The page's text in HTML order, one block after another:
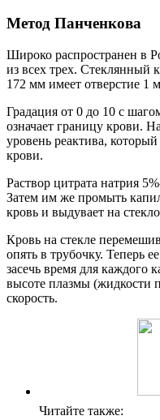
Метод Панченкова
Широко распространен в
из всех трех. Стеклянный
172 мм имеет отверстие 1
Градация от 0 до 10 с
означает границу крови.
уровень реактива,
крови.
Раствор цитрата натрия
Затем им же промыть
кровь и выдувает на
Кровь на стекле
опять в трубочку. Теперь
засечь время для каждого
высоте плазмы (жидкости
скорость.
Читайте также: